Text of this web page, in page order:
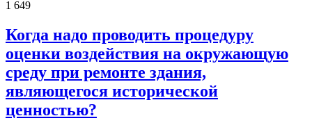
1 649
Когда надо проводить процедуру
оценки воздействия на окружающую
среду при ремонте здания,
являющегося исторической
ценностью?